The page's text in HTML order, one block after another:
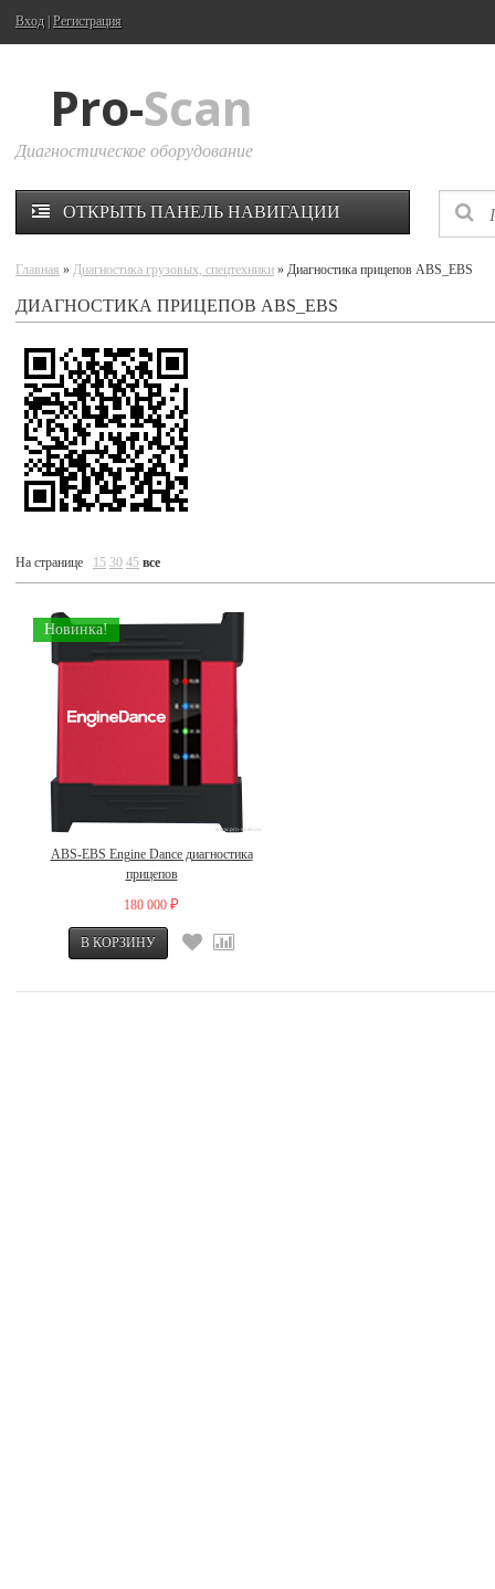
Вход Регистрация
Pro-Scan
Диагностическое оборудование
ОТКРЫТЬ ПАНЕЛЬ НАВИГАЦИИ
Главная » Диагностика грузовых, спецтехники » Диагностика прицепов ABS_EBS
ДИАГНОСТИКА ПРИЦЕПОВ ABS_EBS
На странице 15 30 45 все
Новинка!
ABS-EBS Engine Dance диагностика
прицепов
180 000 ₽